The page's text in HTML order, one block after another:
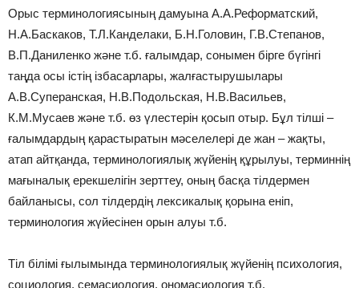
Орыс терминологиясының дамуына А.А.Реформатский,
Н.А.Баскаков, Т.Л.Канделаки, Б.Н.Головин, Г.В.Степанов,
В.П.Даниленко және т.б. ғалымдар, сонымен бірге бүгінгі
таңда осы істің ізбасарлары, жалғастырушылары
А.В.Суперанская, Н.В.Подольская, Н.В.Васильев,
К.М.Мусаев және т.б. өз үлестерін қосып отыр. Бұл тілші –
ғалымдардың қарастыратын мәселелері де жан – жақты,
атап айтқанда, терминологиялық жүйенің құрылуы, терминнің
мағыналық ерекшелігін зерттеу, оның басқа тілдермен
байланысы, сол тілдердің лексикалық қорына еніп,
терминология жүйесінен орын алуы т.б.
Тіл білімі ғылымында терминологиялық жүйенің психология,
социология, семасиология, ономасиология т.б.